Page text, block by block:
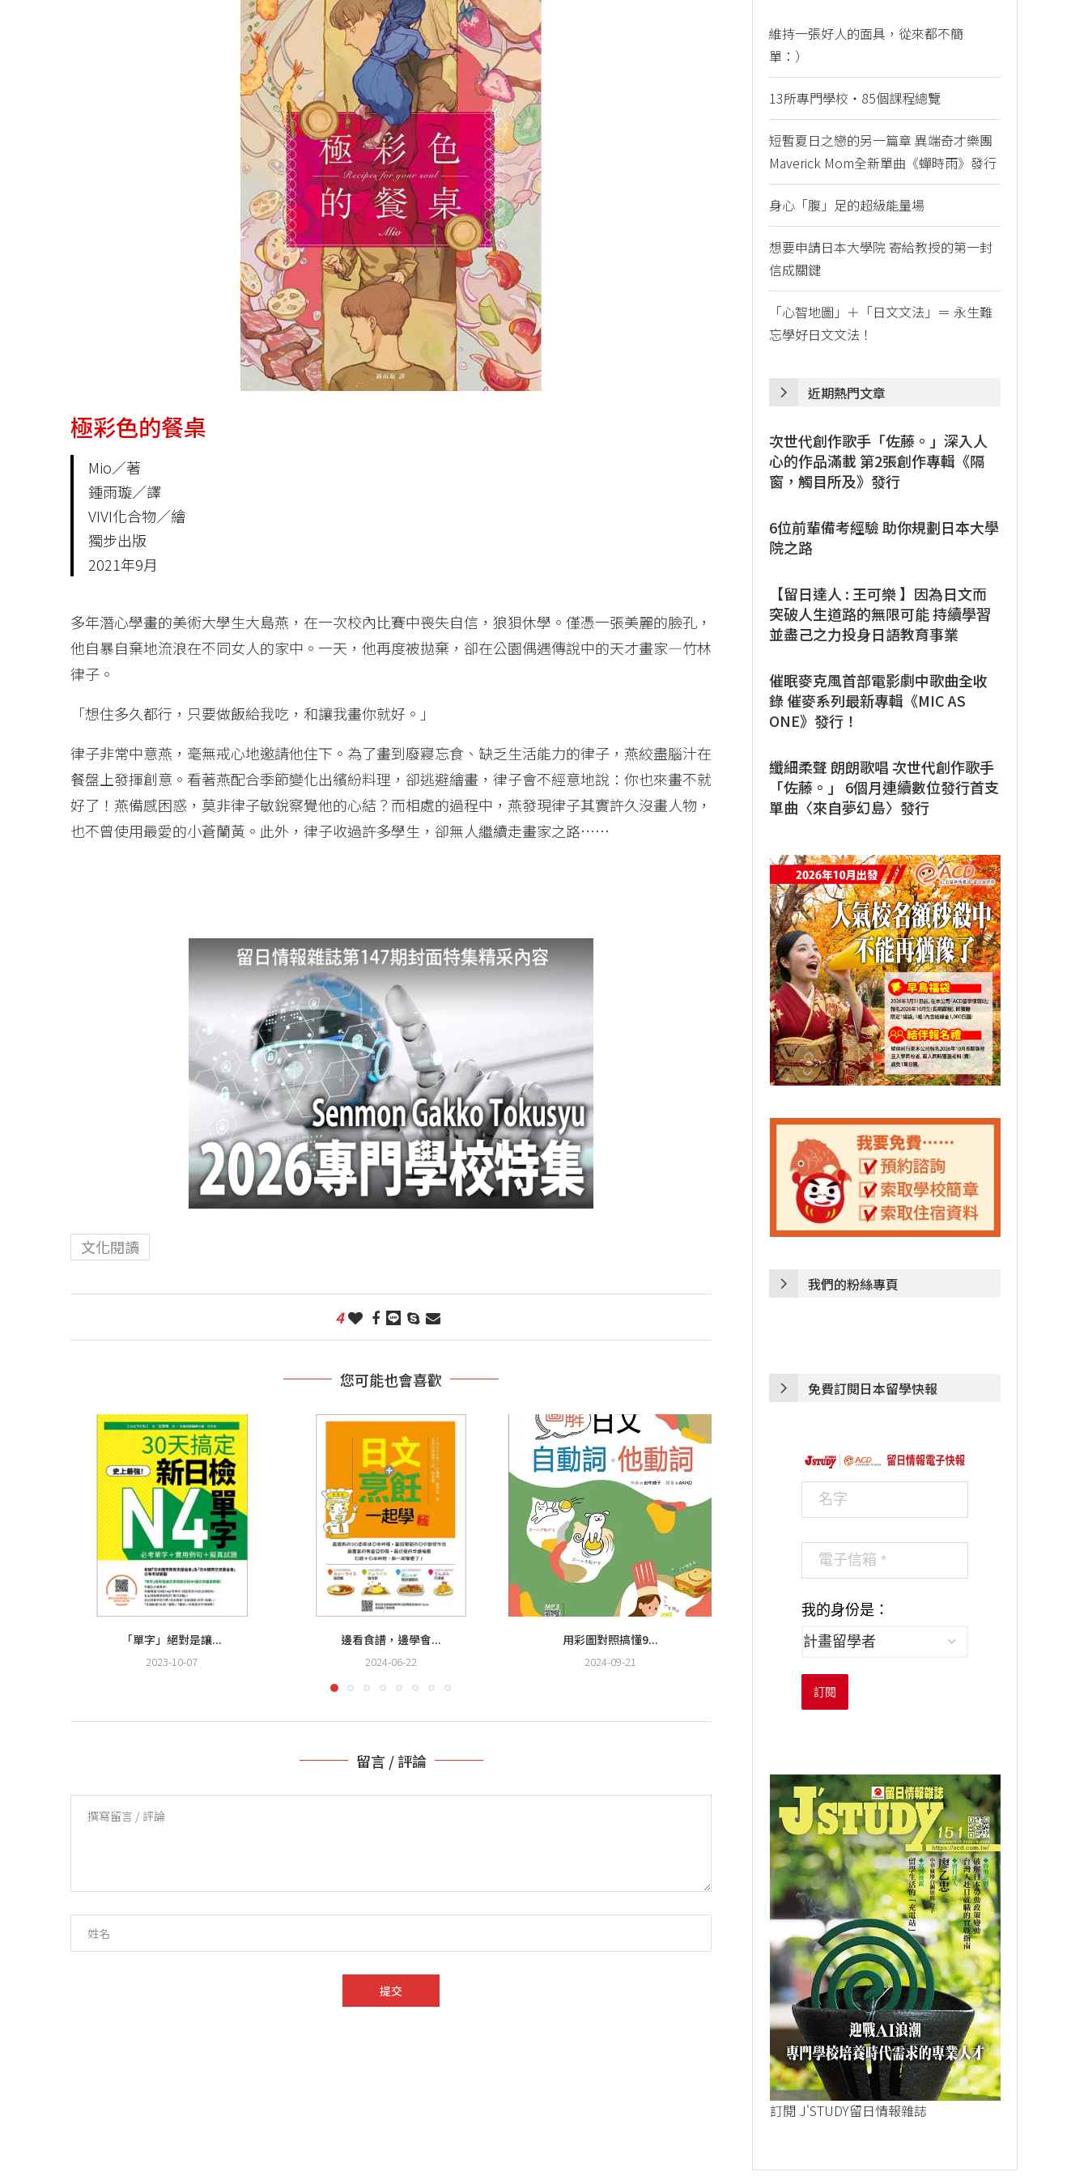
極彩色的餐桌
Mio／著
鍾雨璇／譯
VIVI化合物／繪
獨步出版
2021年9月
多年潛心學畫的美術大學生大島燕，在一次校內比賽中喪失自信，狼狽休學。僅憑一張美麗的臉孔，
他自暴自棄地流浪在不同女人的家中。一天，他再度被拋棄，卻在公園偶遇傳說中的天才畫家—竹林
律子。
「想住多久都行，只要做飯給我吃，和讓我畫你就好。」
律子非常中意燕，毫無戒心地邀請他住下。為了畫到廢寢忘食、缺乏生活能力的律子，燕絞盡腦汁在
餐盤上發揮創意。看著燕配合季節變化出繽紛料理，卻逃避繪畫，律子會不經意地說：你也來畫不就
好了！燕備感困惑，莫非律子敏銳察覺他的心結？而相處的過程中，燕發現律子其實許久沒畫人物，
也不曾使用最愛的小蒼蘭黃。此外，律子收過許多學生，卻無人繼續走畫家之路……
文化閱讀
4
您可能也會喜歡
「單字」絕對是讓...
2023-10-07
邊看食譜，邊學會...
2024-06-22
用彩圖對照搞懂9...
2024-09-21
獨樹一格以注音符...
留言 / 評論
維持一張好人的面具，從來都不簡
單：）
13所專門學校・85個課程總覽
短暫夏日之戀的另一篇章 異端奇才樂團
Maverick Mom全新單曲《蟬時雨》發行
身心「腹」足的超級能量場
想要申請日本大學院 寄給教授的第一封
信成關鍵
「心智地圖」＋「日文文法」＝ 永生難
忘學好日文文法！
近期熱門文章
次世代創作歌手「佐藤。」深入人
心的作品滿載 第2張創作專輯《隔
窗，觸目所及》發行
6位前輩備考經驗 助你規劃日本大學
院之路
【留日達人 : 王可樂 】因為日文而
突破人生道路的無限可能 持續學習
並盡己之力投身日語教育事業
催眠麥克風首部電影劇中歌曲全收
錄 催麥系列最新專輯《MIC AS
ONE》發行！
纖細柔聲 朗朗歌唱 次世代創作歌手
「佐藤。」 6個月連續數位發行首支
單曲〈來自夢幻島〉發行
我們的粉絲專頁
免費訂閱日本留學快報
我的身份是：
訂閱
訂閱 J'STUDY留日情報雜誌